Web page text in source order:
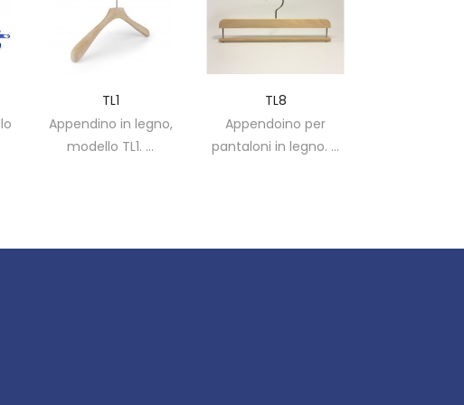
Appendino in legno,
modello TL1. ...
Appendoino per
pantaloni in legno. ...